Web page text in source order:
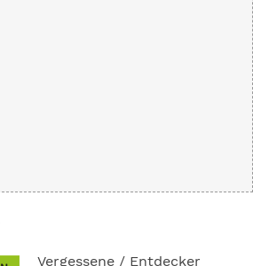
Vergessene / Entdecker